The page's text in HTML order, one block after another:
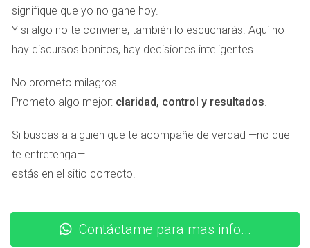
reuniones en 120 países. Puedes reunirte con un cliente en
Londres, Nueva York o Dubái con solo reservar un espacio
desde tu aplicación. Desde Marbella, el mundo entero se
Marca personal con respaldo
En laCosta del Sol abundan los compradores
internacionales de alto nivel. Con el respaldo de una marca
global como eXp y herramientas digitales de marketing
con alcance mundial, captando clientes que buscan
confianza y visibilidad internacional.
signifique que yo no gane hoy.
Y si algo no te conviene, también lo escucharás. Aquí no
hay discursos bonitos, hay decisiones inteligentes.
No prometo milagros.
Prometo algo mejor: claridad, control y resultados.
Si buscas a alguien que te acompañe de verdad —no que
te entretenga—
estás en el sitio correcto.
Contáctame para mas info...